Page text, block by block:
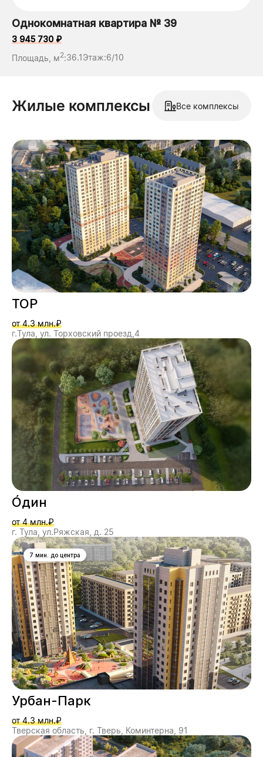
Однокомнатная квартира № 39
3 945 730 ₽
Площадь, м2:36.1Этаж:6/10
Жилые комплексы Все комплексы
ТОР
от 4.3 млн.₽
г.Тула, ул. Торховский проезд,4
О́дин
от 4 млн.₽
г. Тула, ул.Ряжская, д. 25
7 мин. до центра
Урбан-Парк
от 4.3 млн.₽
Тверская область, г. Тверь, Коминтерна, 91